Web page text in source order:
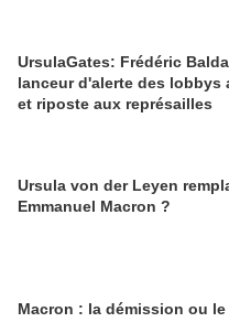
UrsulaGates: Frédéric
lanceur d'alerte des lobbys
et riposte aux représailles
Ursula von der Leyen
Emmanuel Macron ?
Macron : la démission ou le